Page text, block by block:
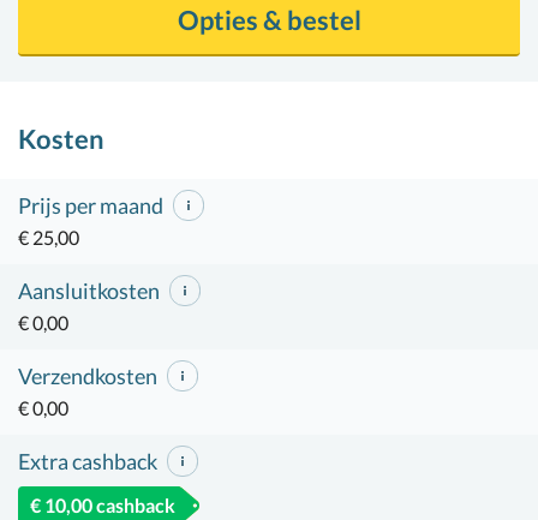
Opties & bestel
Kosten
Prijs per maand
€ 25,00
Aansluitkosten
€ 0,00
Verzendkosten
€ 0,00
Extra cashback
€ 10,00 cashback